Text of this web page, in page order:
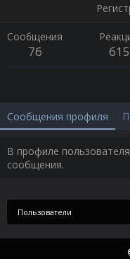
Сообщения
76 615
Сообщения профиля
В профиле
сообщения.
Пользователи